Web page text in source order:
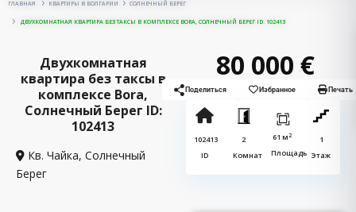
ГЛАВНАЯ КВАРТИРЫ В БОЛГАРИИ СОЛНЕЧНЫЙ БЕРЕГ
ДВУХКОМНАТНАЯ КВАРТИРА БЕЗ ТАКСЫ В КОМПЛЕКСЕ BORA, СОЛНЕЧНЫЙ БЕРЕГ ID: 102413
Двухкомнатная
квартира без таксы в
комплексе Bora,
Солнечный Берег ID:
102413
Кв. Чайка, Солнечный
Берег
80 000 €
Поделиться Избранное Печать
102413
ID
2
Комнат
61 м2
Площадь
1
Этаж